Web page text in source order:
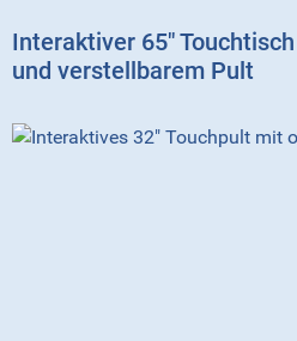
Interaktiver 65″
und verstellbarem Pult